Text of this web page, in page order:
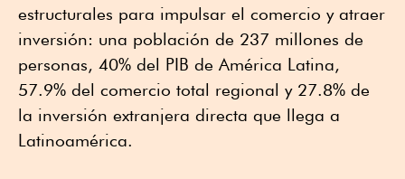
estructurales para impulsar el comercio y atraer
inversión: una población de 237 millones de
personas, 40% del PIB de América Latina,
57.9% del comercio total regional y 27.8% de
la inversión extranjera directa que llega a
Latinoamérica.